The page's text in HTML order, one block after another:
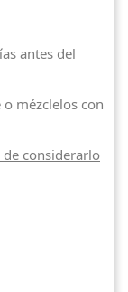
antes del
mézclelos con
considerarlo